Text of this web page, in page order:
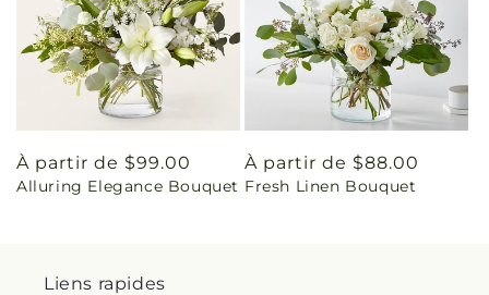
Prix
habituel
À partir de $99.00
Alluring Elegance Bouquet
Prix
habituel
À partir de $88.00
Fresh Linen Bouquet
Liens rapides